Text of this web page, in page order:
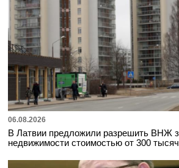
06.08.2026
В Латвии предложили разрешить ВНЖ
недвижимости стоимостью от 300